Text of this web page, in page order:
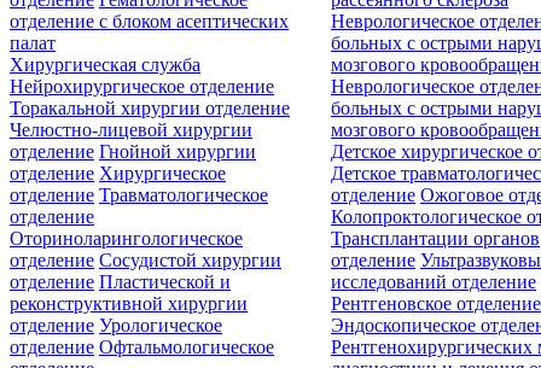
отделение c блоком асептических
палат
Неврологическое
больных с острыми
мозгового
Неврологическое
больных с острыми
мозгового
Хирургическая служба
Нейрохирургическое отделение
Торакальной хирургии отделение
Челюстно-лицевой хирургии
отделение Гнойной хирургии
отделение Хирургическое
отделение Травматологическое
отделение
Оториноларингологическое
отделение Сосудистой хирургии
отделение Пластической и
реконструктивной хирургии
отделение Урологическое
отделение Офтальмологическое
Детское хирургическое
Детское
отделение Ожоговое
Колопроктологическое
Трансплантации органов
отделение
исследований отделение
Рентгеновское отделение
Эндоскопическое
Рентгенохирургических